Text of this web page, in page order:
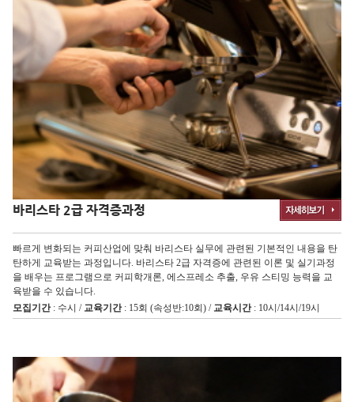
바리스타 2급 자격증과정
빠르게 변화되는 커피산업에 맞춰 바리스타 실무에 관련된 기본적인 내용을 탄
탄하게 교육받는 과정입니다. 바리스타 2급 자격증에 관련된 이론 및 실기과정
을 배우는 프로그램으로 커피학개론, 에스프레소 추출, 우유 스티밍 능력을 교
육받을 수 있습니다.
모집기간: 수시 / 교육기간: 15회 (속성반:10회) / 교육시간: 10시/14시/19시